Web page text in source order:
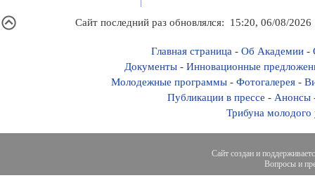
Сайт последний раз обновлялся: 15:20, 06/08/2026
Главная страница - Об Академии-
Документы - Инновационные
Молодежные программы - Фотогалерея -
Публикации в прессе - Анонсы
Трибуна молодого
Сайт создан и
Вопросы и